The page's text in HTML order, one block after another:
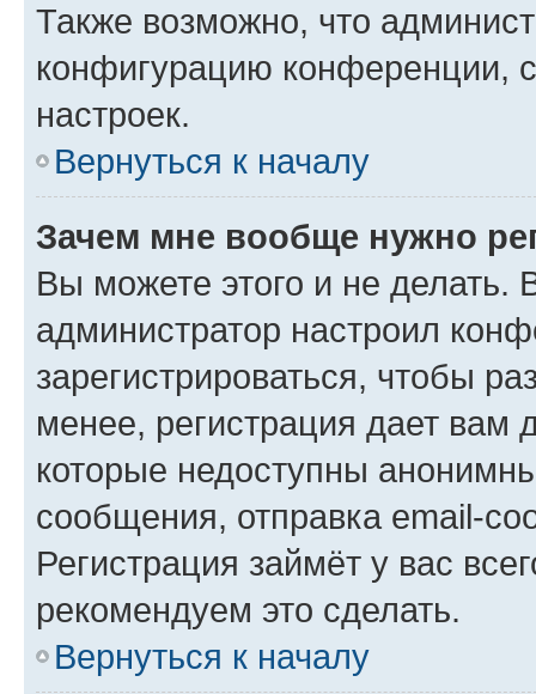
Также возможно, что
конфигурацию конференции,
настроек.
Вернуться к началу
Зачем мне вообще нужно
Вы можете этого и не делать.
администратор настроил
зарегистрироваться, чтобы
менее, регистрация дает вам
которые недоступны
сообщения, отправка email-
Регистрация займёт у вас
рекомендуем это сделать.
Вернуться к началу